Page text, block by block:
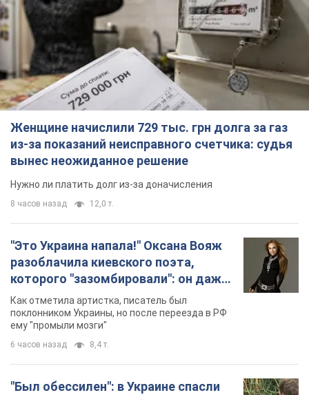
Женщине начислили 729 тыс. грн долга за газ
из-за показаний неисправного счетчика: судья
вынес неожиданное решение
Нужно ли платить долг из-за доначисления
8 часов назад 12,0 т.
"Это Украина напала!" Оксана Вояж
разоблачила киевского поэта,
которого "зазомбировали": он даже
русского не знал, а теперь хочет
геноцида украинцев
Как отметила артистка, писатель был
поклонником Украины, но после переезда в РФ
ему "промыли мозги"
6 часов назад 8,4 т.
"Был обессилен": в Украине спасли